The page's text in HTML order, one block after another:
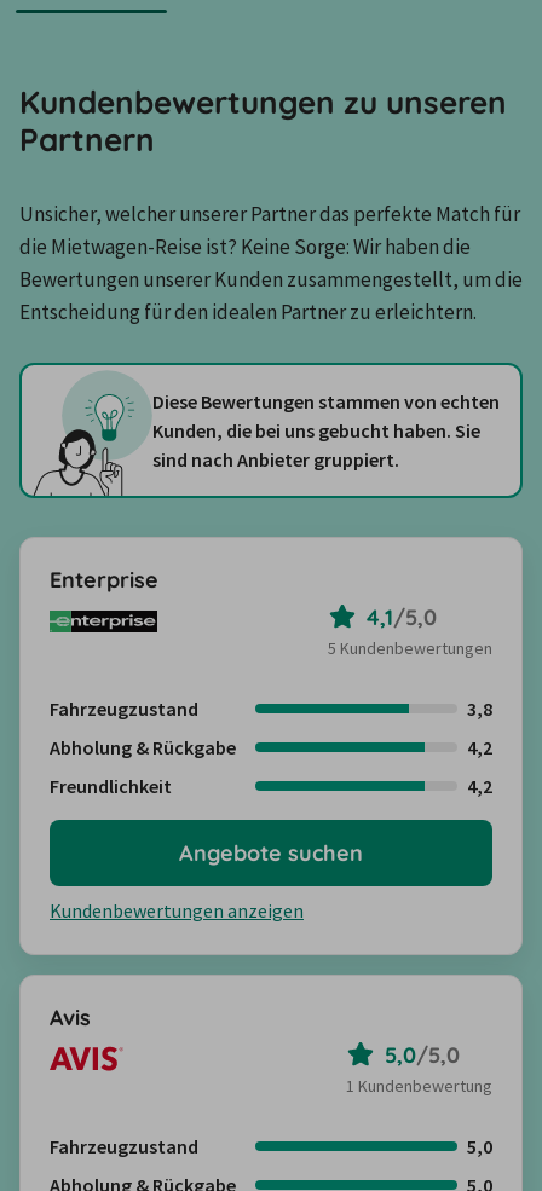
Kundenbewertungen zu unseren
Partnern
Unsicher, welcher unserer Partner das perfekte Match für
die Mietwagen-Reise ist? Keine Sorge: Wir haben die
Bewertungen unserer Kunden zusammengestellt, um die
Entscheidung für den idealen Partner zu erleichtern.
Diese Bewertungen stammen von echten
Kunden, die bei uns gebucht haben. Sie
sind nach Anbieter gruppiert.
Enterprise
4,1/5,0
5 Kundenbewertungen
Fahrzeugzustand
3,8
Abholung & Rückgabe
4,2
Freundlichkeit
4,2
Kundenbewertungen anzeigen
Angebote suchen
Avis
5,0/5,0
1 Kundenbewertung
Fahrzeugzustand
5,0
Abholung & Rückgabe
5,0